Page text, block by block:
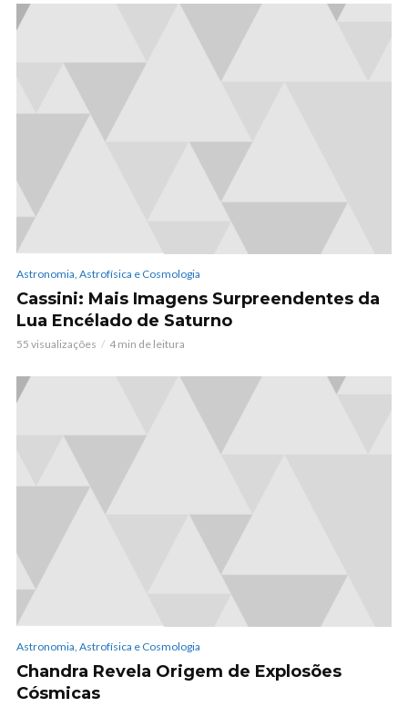
Astronomia, Astrofísica e Cosmologia
Cassini: Mais Imagens Surpreendentes da
Lua Encélado de Saturno
55 visualizações 4 min de leitura
Astronomia, Astrofísica e Cosmologia
Chandra Revela Origem de Explosões
Cósmicas